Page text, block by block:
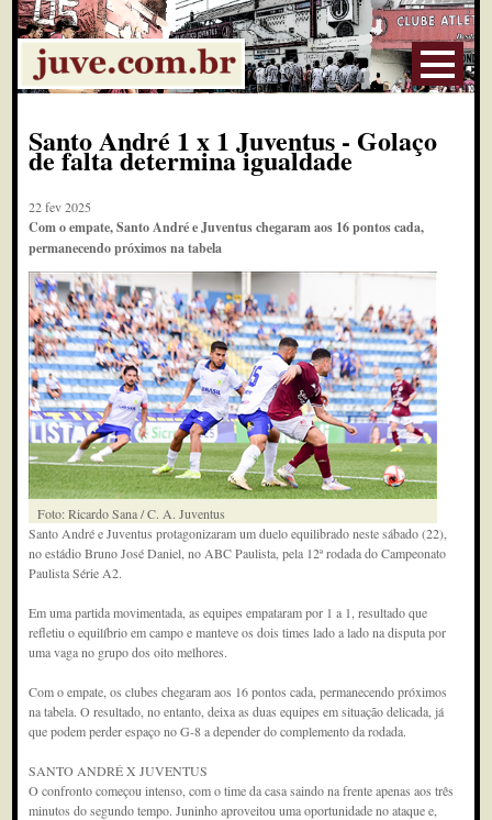
Santo André 1 x 1 Juventus - Golaço
de falta determina igualdade
22 fev 2025
Com o empate, Santo André e Juventus chegaram aos 16 pontos cada,
permanecendo próximos na tabela
Foto: Ricardo Sana / C. A. Juventus
Santo André e Juventus protagonizaram um duelo equilibrado neste sábado (22),
no estádio Bruno José Daniel, no ABC Paulista, pela 12ª rodada do Campeonato
Paulista Série A2.
Em uma partida movimentada, as equipes empataram por 1 a 1, resultado que
refletiu o equilíbrio em campo e manteve os dois times lado a lado na disputa por
uma vaga no grupo dos oito melhores.
Com o empate, os clubes chegaram aos 16 pontos cada, permanecendo próximos
na tabela. O resultado, no entanto, deixa as duas equipes em situação delicada, já
que podem perder espaço no G-8 a depender do complemento da rodada.
SANTO ANDRÉ X JUVENTUS
O confronto começou intenso, com o time da casa saindo na frente apenas aos três
minutos do segundo tempo. Juninho aproveitou uma oportunidade no ataque e,